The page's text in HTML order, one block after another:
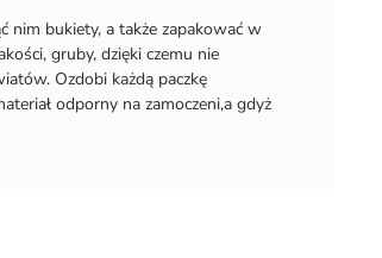
bukiety, a także zapakować w
gruby, dzięki czemu nie
Ozdobi każdą paczkę
odporny na zamoczeni,a gdyż